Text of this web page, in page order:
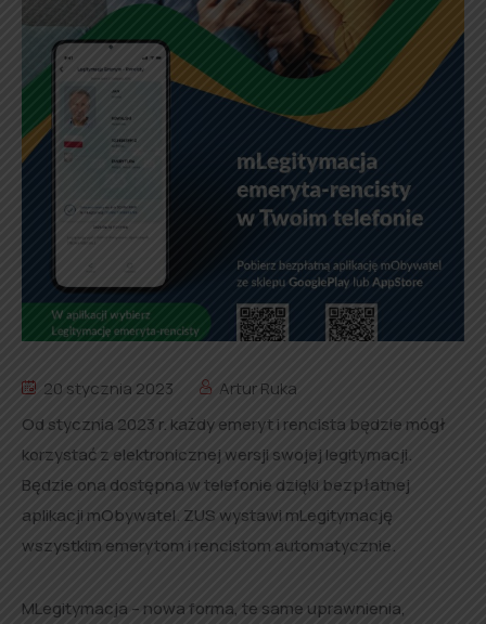
20 stycznia 2023
Artur Ruka
Od stycznia 2023 r. każdy emeryt i rencista będzie mógł
korzystać z elektronicznej wersji swojej legitymacji.
Będzie ona dostępna w telefonie dzięki bezpłatnej
aplikacji mObywatel. ZUS wystawi mLegitymację
wszystkim emerytom i rencistom automatycznie.
MLegitymacja – nowa forma, te same uprawnienia,